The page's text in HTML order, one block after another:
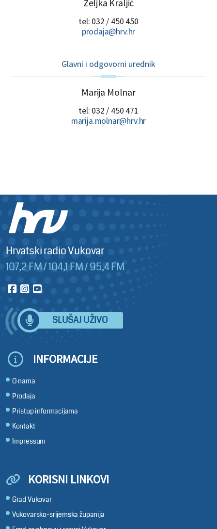
Željka Kraljić
tel: 032 / 450 450
prodaja@hrv.hr
Glavni i odgovorni urednik
Marija Molnar
tel: 032 / 450 471
marija.molnar@hrv.hr
Hrvatski radio Vukovar
107,2 FM / 104,1 FM / 95,4 FM
SLUŠAJ UŽIVO
INFORMACIJE
O nama
Prodaja
Pristup informacijama
Kontakt
Impressum
KORISNI LINKOVI
Grad Vukovar
Vukovarsko-srijemska županija